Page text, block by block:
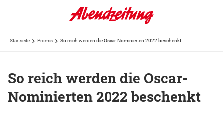
Startseite Promis So reich werden die Oscar-Nominierten 2022 beschenkt
So reich werden die Oscar-
Nominierten 2022 beschenkt